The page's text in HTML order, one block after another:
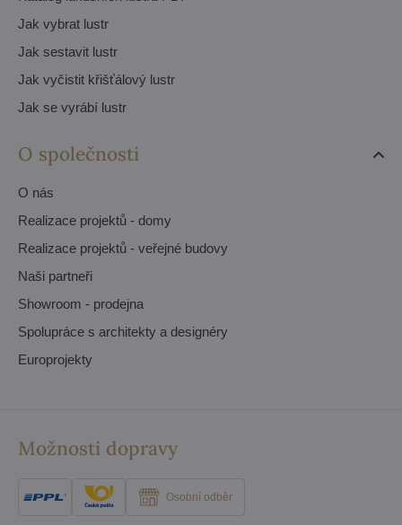
Jak vybrat lustr
Jak sestavit lustr
Jak vyčistit křišťálový lustr
Jak se vyrábí lustr
O společnosti
O nás
Realizace projektů - domy
Realizace projektů - veřejné budovy
Naši partneři
Showroom - prodejna
Spolupráce s architekty a designéry
Europrojekty
Možnosti dopravy
Osobní odběr